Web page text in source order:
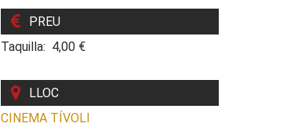
PREU
Taquilla: 4,00 €
LLOC
CINEMA TÍVOLI